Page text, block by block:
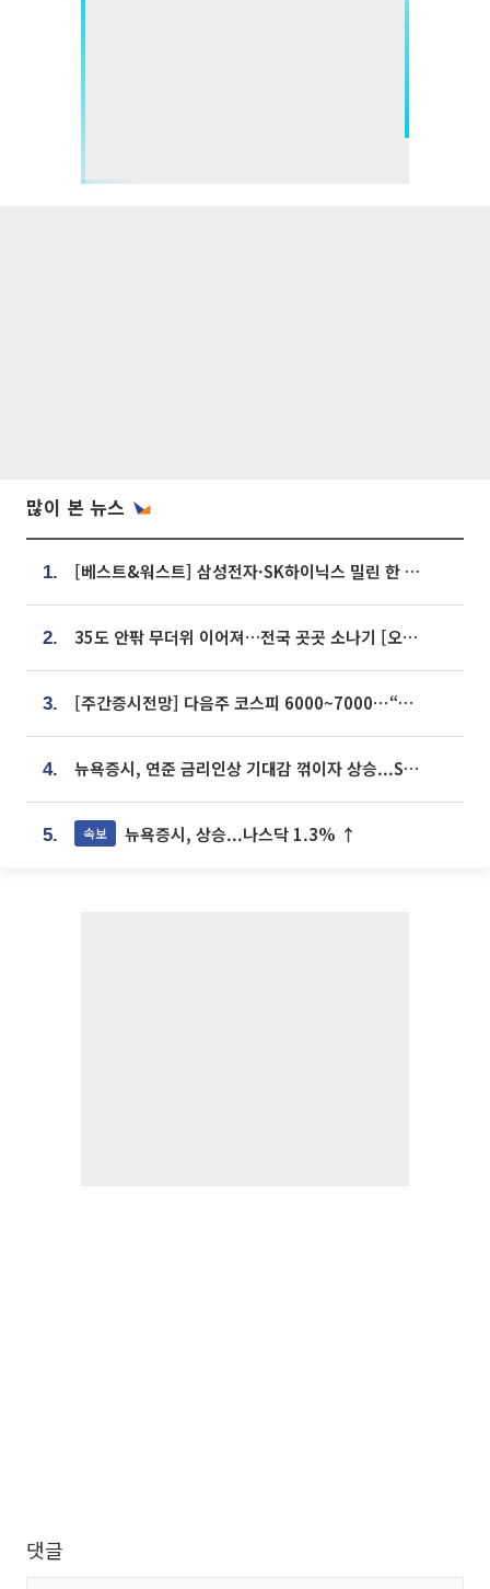
많이 본 뉴스
1. [베스트&워스트] 삼성전자·SK하이닉스 밀린 한 주…상상인증권은 85% 급등
2. 35도 안팎 무더위 이어져…전국 곳곳 소나기 [오늘 날씨]
3. [주간증시전망] 다음주 코스피 6000~7000⋯“外人 수급은 정책이 변수”
4. 뉴욕증시, 연준 금리인상 기대감 꺾이자 상승...S&P500 사상 최고치 [종합]
5. 속보 뉴욕증시, 상승...나스닥 1.3% ↑
댓글